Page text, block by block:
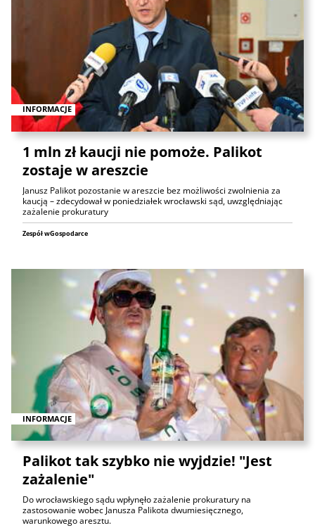
INFORMACJE
1 mln zł kaucji nie pomoże. Palikot
zostaje w areszcie
Janusz Palikot pozostanie w areszcie bez możliwości zwolnienia za
kaucją – zdecydował w poniedziałek wrocławski sąd, uwzględniając
zażalenie prokuratury
Zespół wGospodarce
INFORMACJE
Palikot tak szybko nie wyjdzie! "Jest
zażalenie"
Do wrocławskiego sądu wpłynęło zażalenie prokuratury na
zastosowanie wobec Janusza Palikota dwumiesięcznego,
warunkowego aresztu.